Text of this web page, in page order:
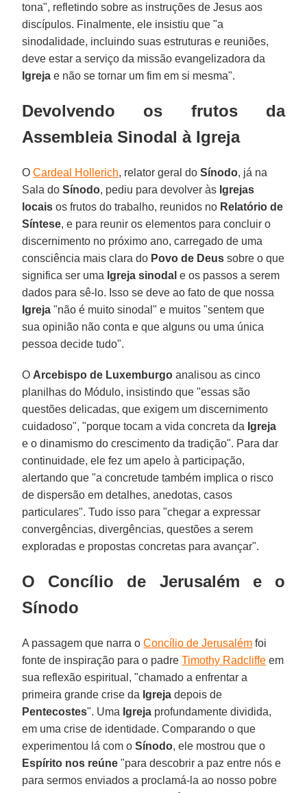
tona", refletindo sobre as instruções de Jesus aos
discípulos. Finalmente, ele insistiu que "a
sinodalidade, incluindo suas estruturas e reuniões,
deve estar a serviço da missão evangelizadora da
Igreja e não se tornar um fim em si mesma".
Devolvendo os frutos da
Assembleia Sinodal à Igreja
OCardeal Hollerich, relator geral doSínodo, já na
Sala doSínodo, pediu para devolver às Igrejas
locais os frutos do trabalho, reunidos no Relatório de
Síntese, e para reunir os elementos para concluir o
discernimento no próximo ano, carregado de uma
consciência mais clara do Povo de Deus sobre o que
significa ser uma Igreja sinodal e os passos a serem
dados para sê-lo. Isso se deve ao fato de que nossa
Igreja "não é muito sinodal" e muitos "sentem que
sua opinião não conta e que alguns ou uma única
pessoa decide tudo".
O Arcebispo de Luxemburgo analisou as cinco
planilhas do Módulo, insistindo que "essas são
questões delicadas, que exigem um discernimento
cuidadoso", "porque tocam a vida concreta da Igreja
e o dinamismo do crescimento da tradição". Para dar
continuidade, ele fez um apelo à participação,
alertando que "a concretude também implica o risco
de dispersão em detalhes, anedotas, casos
particulares". Tudo isso para "chegar a expressar
convergências, divergências, questões a serem
exploradas e propostas concretas para avançar".
O Concílio de Jerusalém e o
Sínodo
A passagem que narra oConcílio de Jerusalém foi
fonte de inspiração para o padreTimothy Radcliffe em
sua reflexão espiritual, "chamado a enfrentar a
primeira grande crise da Igreja depois de
Pentecostes". Uma Igreja profundamente dividida,
em uma crise de identidade. Comparando o que
experimentou lá com oSínodo, ele mostrou que o
Espírito nos reúne "para descobrir a paz entre nós e
para sermos enviados a proclamá-la ao nosso pobre